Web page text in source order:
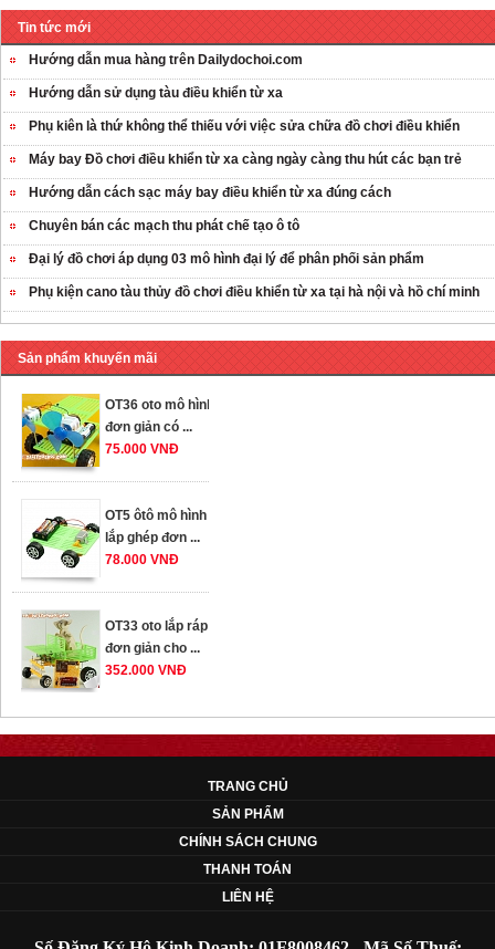
Tin tức mới
Hướng dẫn mua hàng trên Dailydochoi.com
Hướng dẫn sử dụng tàu điều khiển từ xa
Phụ kiên là thứ không thể thiếu với việc sửa chữa đồ chơi điều khiển
Máy bay Đồ chơi điều khiển từ xa càng ngày càng thu hút các bạn trẻ
Hướng dẫn cách sạc máy bay điều khiển từ xa đúng cách
Chuyên bán các mạch thu phát chế tạo ô tô
Đại lý đồ chơi áp dụng 03 mô hình đại lý để phân phối sản phẩm
Phụ kiện cano tàu thủy đồ chơi điều khiển từ xa tại hà nội và hồ chí minh
Sản phẩm khuyến mãi
OT35 robot lắp
ráp nhấc chân di
...
259.000 VNĐ
OT36 oto mô hình
đơn giản có ...
75.000 VNĐ
OT5 ôtô mô hình
lắp ghép đơn ...
78.000 VNĐ
OT33 oto lắp ráp
đơn giản cho ...
352.000 VNĐ
OT36 oto mô hình
TRANG CHỦ
SẢN PHẨM
CHÍNH SÁCH CHUNG
THANH TOÁN
LIÊN HỆ